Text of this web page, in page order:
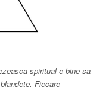
spiritual e bine sa
Fiecare